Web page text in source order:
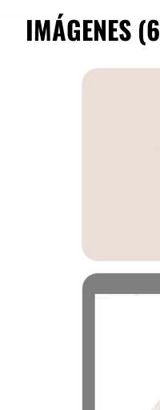
obtenido mediante la
valoración deberá
piel, el tejido
complejo areola-
moderna
y
Posibilidad de
No
Financiación o
IMÁGENES